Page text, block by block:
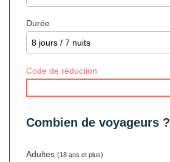
Durée
Code de réduction
Combien de voyageurs ?
Adultes (18 ans et plus)